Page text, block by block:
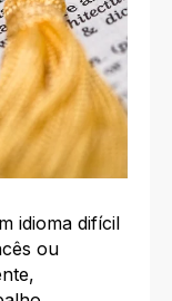
idioma difícil
ou